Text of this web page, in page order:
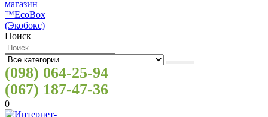
Поиск
(098) 064-25-94
(067) 187-47-36
0